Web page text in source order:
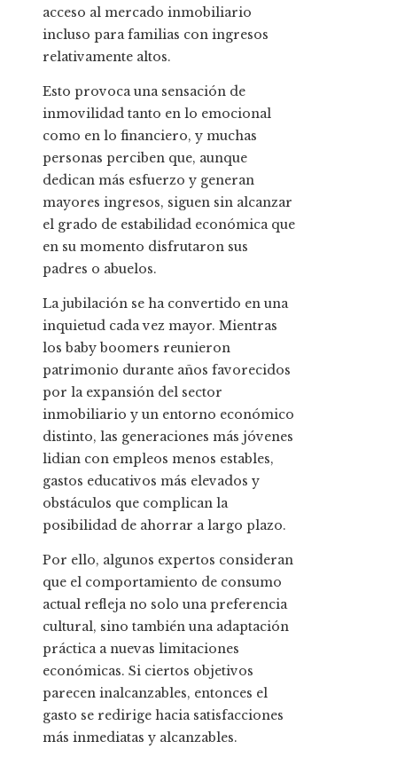
acceso al mercado inmobiliario
incluso para familias con ingresos
relativamente altos.
Esto provoca una sensación de
inmovilidad tanto en lo emocional
como en lo financiero, y muchas
personas perciben que, aunque
dedican más esfuerzo y generan
mayores ingresos, siguen sin alcanzar
el grado de estabilidad económica que
en su momento disfrutaron sus
padres o abuelos.
La jubilación se ha convertido en una
inquietud cada vez mayor. Mientras
los baby boomers reunieron
patrimonio durante años favorecidos
por la expansión del sector
inmobiliario y un entorno económico
distinto, las generaciones más jóvenes
lidian con empleos menos estables,
gastos educativos más elevados y
obstáculos que complican la
posibilidad de ahorrar a largo plazo.
Por ello, algunos expertos consideran
que el comportamiento de consumo
actual refleja no solo una preferencia
cultural, sino también una adaptación
práctica a nuevas limitaciones
económicas. Si ciertos objetivos
parecen inalcanzables, entonces el
gasto se redirige hacia satisfacciones
más inmediatas y alcanzables.